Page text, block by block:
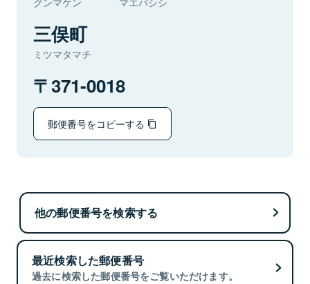
三俣町
ミツマタマチ
371-0018
郵便番号をコピーする
他の郵便番号を検索する
最近検索した郵便番号
過去に検索した郵便番号をご覧いただけます。